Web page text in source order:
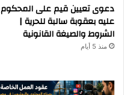
دعوى تعيين قيم على المحكوم
عليه بعقوبة سالبة للحرية |
الشروط والصيغة القانونية
منذ 5 أيام